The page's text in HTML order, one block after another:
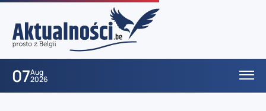
07Aug
2026